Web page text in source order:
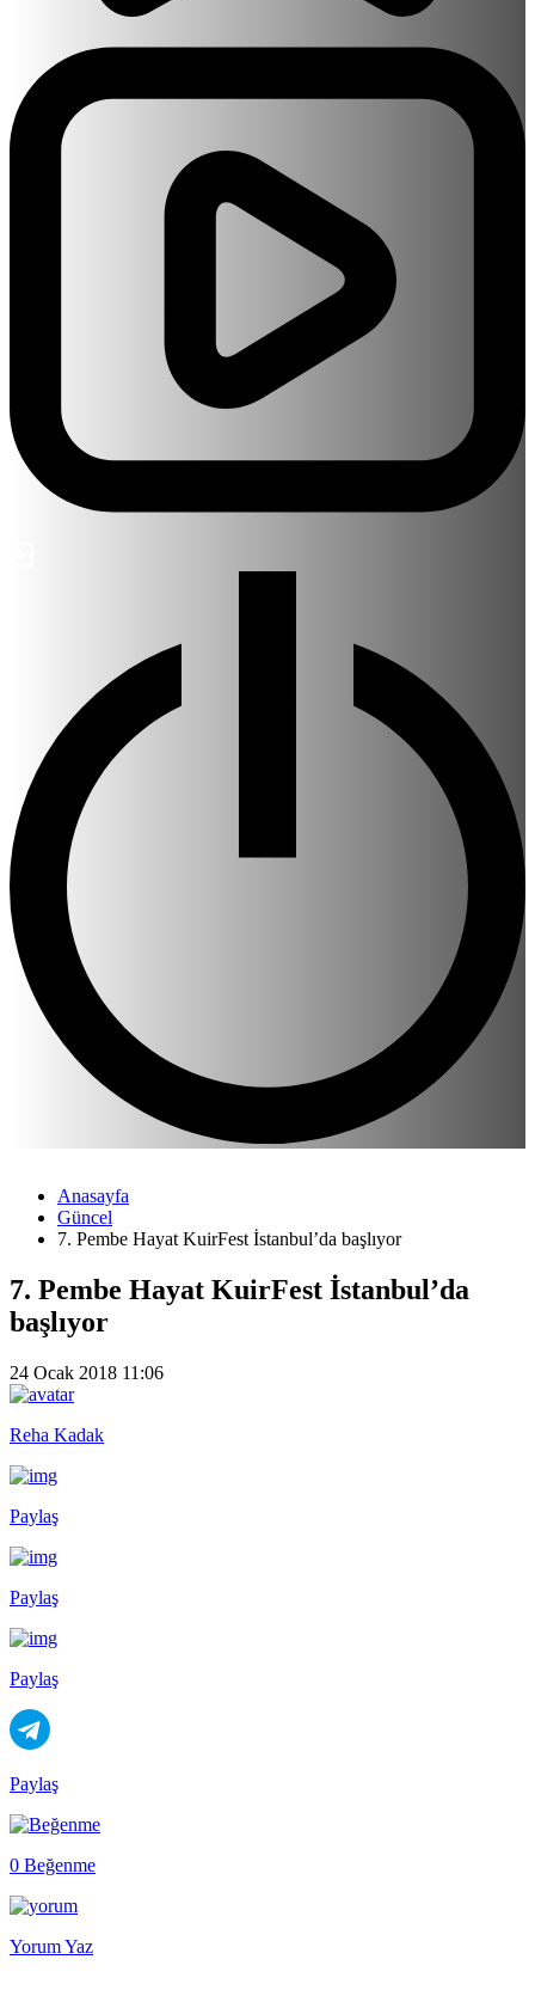
Anasayfa
Güncel
7. Pembe Hayat KuirFest İstanbul’da başlıyor
7. Pembe Hayat KuirFest İstanbul’da
başlıyor
24 Ocak 2018 11:06
Reha Kadak
Paylaş
Paylaş
Paylaş
Paylaş
0 Beğenme
Yorum Yaz